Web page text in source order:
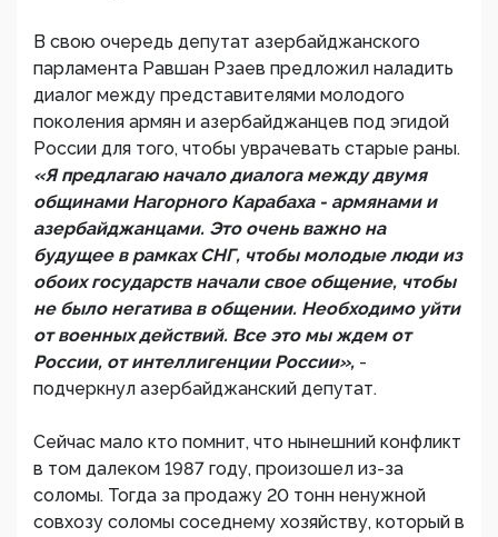
В свою очередь депутат азербайджанского
парламента Равшан Рзаев предложил наладить
диалог между представителями молодого
поколения армян и азербайджанцев под эгидой
России для того, чтобы уврачевать старые раны.
«Я предлагаю начало диалога между двумя
общинами Нагорного Карабаха - армянами и
азербайджанцами. Это очень важно на
будущее в рамках СНГ, чтобы молодые люди из
обоих государств начали свое общение, чтобы
не было негатива в общении. Необходимо уйти
от военных действий. Все это мы ждем от
России, от интеллигенции России», -
подчеркнул азербайджанский депутат.
Сейчас мало кто помнит, что нынешний конфликт
в том далеком 1987 году, произошел из-за
соломы. Тогда за продажу 20 тонн ненужной
совхозу соломы соседнему хозяйству, который в